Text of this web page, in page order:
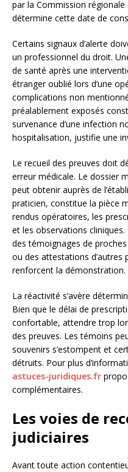
par la Commission
détermine cette date de
Certains signaux d’alerte
un professionnel du droit.
de santé après une
étranger oublié lors d’une
complications non
préalablement exposés
survenance d’une infection
hospitalisation, justifie une
Le recueil des preuves doit
erreur médicale. Le dossier
peut obtenir auprès de
praticien, constitue la pièce
rendus opératoires, les
et les observations
des témoignages de
ou des attestations d’autres
renforcent la démonstration.
La réactivité s’avère
Bien que le délai de
confortable, attendre trop
des preuves. Les témoins
souvenirs s’estompent et
détruits. Pour plus
astuces-juridiques.fr
complémentaires.
Les voies de
judiciaires
Avant toute action